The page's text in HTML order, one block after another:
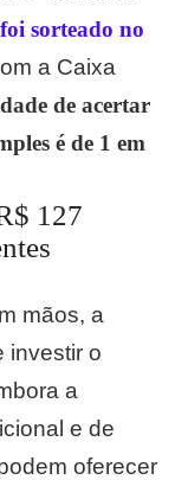
foi sorteado no
a Caixa
de acertar
é de 1 em
127
mãos, a
investir o
a
e de
oferecer